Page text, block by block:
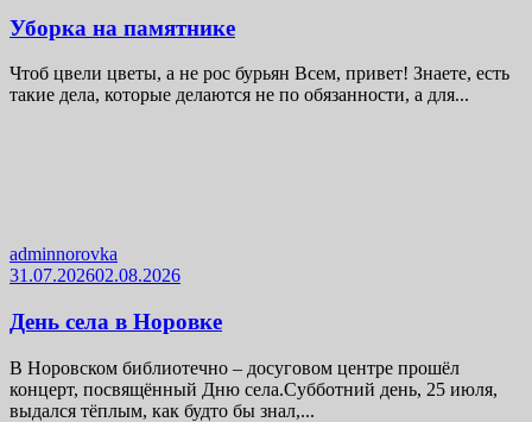
Уборка на памятнике
Чтоб цвели цветы, а не рос бурьян Всем, привет! Знаете, есть
такие дела, которые делаются не по обязанности, а для...
adminnorovka
31.07.202602.08.2026
День села в Норовке
В Норовском библиотечно – досуговом центре прошёл
концерт, посвящённый Дню села.Субботний день, 25 июля,
выдался тёплым, как будто бы знал,...